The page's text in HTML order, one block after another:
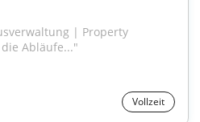
| Property
Abläufe..."
Vollzeit